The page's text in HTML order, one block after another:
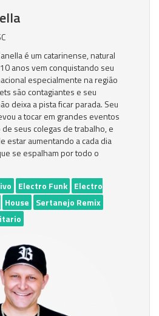
é um catarinense, natural
anos vem conquistando seu
especialmente na região
são contagiantes e seu
deixa a pista ficar parada. Seu
a tocar em grandes eventos
seus colegas de trabalho, e
estar aumentando a cada dia
se espalham por todo o
Electro Funk Electro
House
Sertanejo Remix